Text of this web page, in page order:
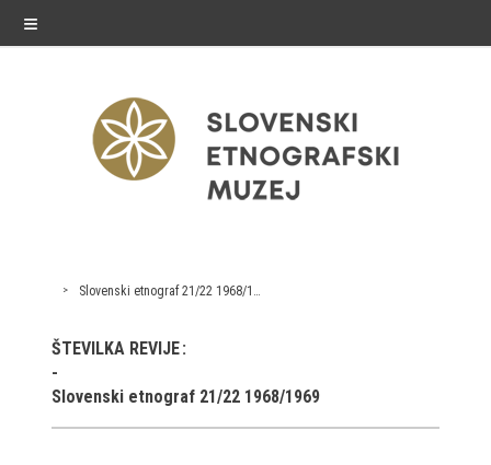
≡
razstave
Stalne razstave
Občasne razstave
Gostovanja
Slovenski etnograf 21/22 1968/1969
ŠTEVILKA REVIJE
Slovenski etnograf 21/22 1968/1969